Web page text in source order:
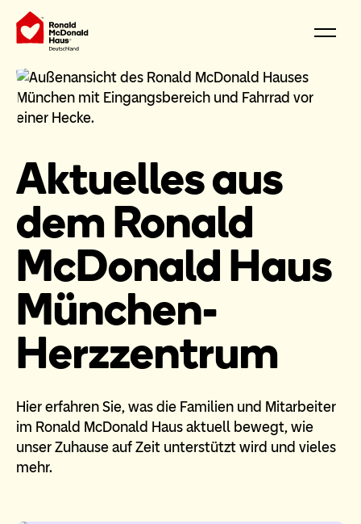
Aktuelles aus
dem Ronald
McDonald Haus
München-
Herzzentrum
Hier erfahren Sie, was die Familien und Mitarbeiter
im Ronald McDonald Haus aktuell bewegt, wie
unser Zuhause auf Zeit unterstützt wird und vieles
mehr.